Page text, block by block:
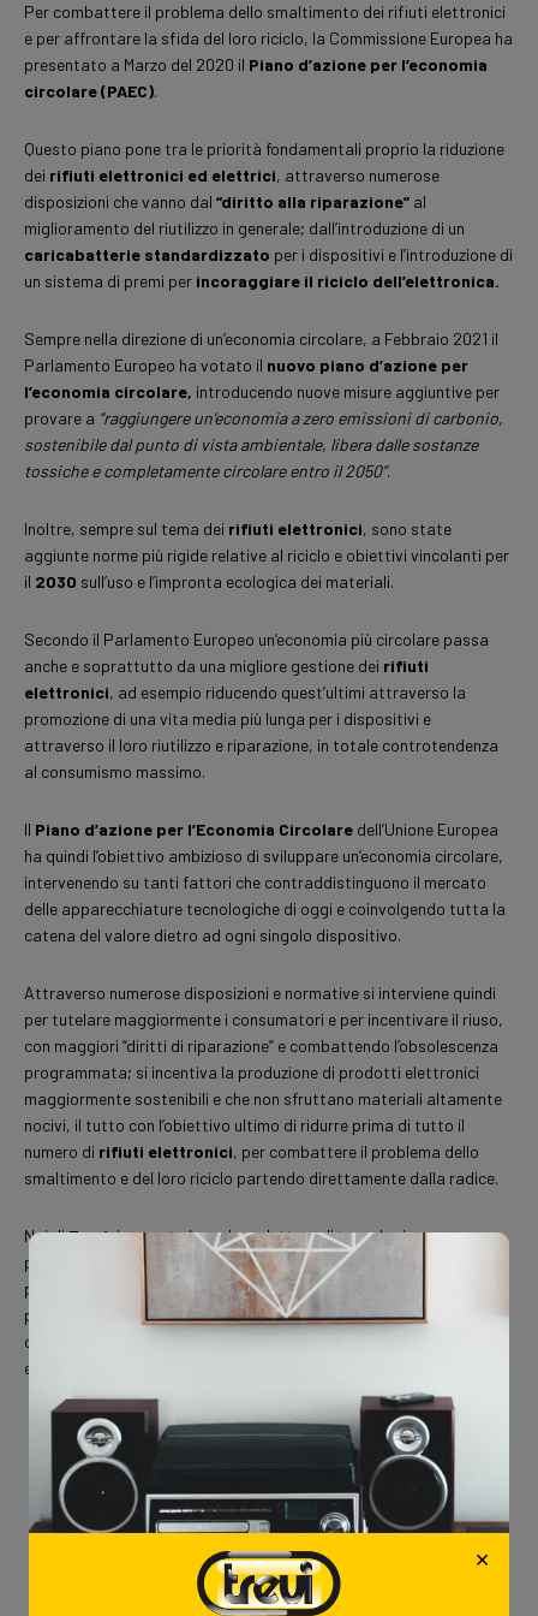
Per combattere il problema dello smaltimento dei rifiuti elettronici
e per affrontare la sfida del loro riciclo, la Commissione Europea ha
presentato a Marzo del 2020 il Piano d’azione per l’economia
circolare (PAEC).
Questo piano pone tra le priorità fondamentali proprio la riduzione
dei rifiuti elettronici ed elettrici, attraverso numerose
disposizioni che vanno dal “diritto alla riparazione” al
miglioramento del riutilizzo in generale; dall’introduzione di un
caricabatterie standardizzato per i dispositivi e l’introduzione di
un sistema di premi per incoraggiare il riciclo dell’elettronica.
Sempre nella direzione di un’economia circolare, a Febbraio 2021 il
Parlamento Europeo ha votato il nuovo piano d’azione per
l’economia circolare, introducendo nuove misure aggiuntive per
provare a “raggiungere un’economia a zero emissioni di carbonio,
sostenibile dal punto di vista ambientale, libera dalle sostanze
tossiche e completamente circolare entro il 2050”.
Inoltre, sempre sul tema dei rifiuti elettronici, sono state
aggiunte norme più rigide relative al riciclo e obiettivi vincolanti per
il 2030 sull’uso e l’impronta ecologica dei materiali.
Secondo il Parlamento Europeo un’economia più circolare passa
anche e soprattutto da una migliore gestione dei rifiuti
elettronici, ad esempio riducendo quest’ultimi attraverso la
promozione di una vita media più lunga per i dispositivi e
attraverso il loro riutilizzo e riparazione, in totale controtendenza
al consumismo massimo.
Il Piano d’azione per l’Economia Circolare dell’Unione Europea
ha quindi l’obiettivo ambizioso di sviluppare un’economia circolare,
intervenendo su tanti fattori che contraddistinguono il mercato
delle apparecchiature tecnologiche di oggi e coinvolgendo tutta la
catena del valore dietro ad ogni singolo dispositivo.
Attraverso numerose disposizioni e normative si interviene quindi
per tutelare maggiormente i consumatori e per incentivare il riuso,
con maggiori “diritti di riparazione” e combattendo l’obsolescenza
programmata; si incentiva la produzione di prodotti elettronici
maggiormente sostenibili e che non sfruttano materiali altamente
nocivi, il tutto con l’obiettivo ultimo di ridurre prima di tutto il
numero di rifiuti elettronici, per combattere il problema dello
smaltimento e del loro riciclo partendo direttamente dalla radice.
Noi diTrevi, in quanto brand produttore di tecnologia, non
possiamo fare altro che essere entusiasti della direzione che sta
prendendo l’Unione Europea di cui facciamo parte e, nel nostro
piccolo, ci impegniamo quotidianamente per progettare dispositivi
con una vita più lunga, limitando così la creazione di rifiuti
elettronici.
Love1
TAGS: PAEC
PIANO AZIONE ECONOMIA CIRCOLARE
RICICLO RIFIUTI ELETTRONICI
RIFIUTI ELETTRONICI
RIFIUTI ELETTRONICI UE
TECNOLOGIA SOSTENIBILE
×